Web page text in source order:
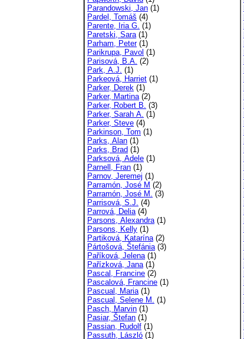
Parandowski, Jan (1)
Pardel, Tomáš (4)
Parente, Iria G. (1)
Paretski, Sara(1)
Parham, Peter(1)
Parikrupa, Pavol (1)
Parisová, B.A. (2)
Park, A.J. (1)
Parkeová, Harriet (1)
Parker, Derek (1)
Parker, Martina(2)
Parker, Robert B. (3)
Parker, Sarah A. (1)
Parker, Steve (4)
Parkinson, Tom (1)
Parks, Alan (1)
Parks, Brad (1)
Parksová, Adele (1)
Parnell, Fran (1)
Parnov, Jeremej (1)
Parramón, José M (2)
Parramón, José M. (3)
Parrisová, S.J. (4)
Parrová, Delia(4)
Parsons, Alexandra(1)
Parsons, Kelly (1)
Partiková, Katarína(2)
Pártošová, Štefánia(3)
Paříková, Jelena(1)
Pařízková, Jana(1)
Pascal, Francine (2)
Pascalová, Francine (1)
Pascual, Maria(1)
Pascual, Selene M. (1)
Pasch, Marvin (1)
Pasiar, Štefan (1)
Passian, Rudolf (1)
Passuth, László (1)